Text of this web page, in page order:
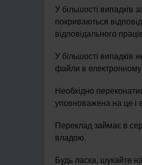
У більшості випадків
покриваються
відповідального
У більшості випадків
файли в електронному
Необхідно
уповноважена на це і
Переклад займає в
владою.
Будь ласка, шукайте